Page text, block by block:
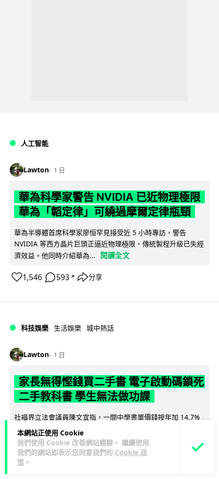
本網站正使用 Cookie
我們使用 Cookie 改善網站體驗。 繼續使用
我們的網站即表示您同意我們的 Cookie 政
策 。
人工智能
Lawton 1 日
華為科學家警告 NVIDIA 已近物理極限
華為「韜定律」可繞過摩爾定律瓶頸
華為半導體首席科學家廖恒罕見接受近 5 小時專訪，警告
NVIDIA 等西方晶片巨頭正逼近物理極限，傳統製程升級已失經
濟效益。他同時介紹華為...
閱讀全文
1,546 593 ↗ 分享
科技娛樂 生活娛樂 城中熱話
Lawton 1 日
家長無得慳錢買二手書 電子啟動碼鎖死
二手教科書 學生無法做功課
社福界立法會議員陳文宜指，一間中學書單價錢按年加 14.7%
遠超通漲，令家長難以負擔。而且電子教材啟動碼這項設計，
令學生無法完成功課，二手... 閱讀全文
935